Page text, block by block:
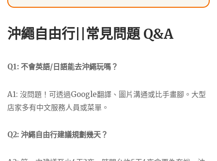
沖繩自由行||常見問題 Q&A
Q1: 不會英語/日語能去沖繩玩嗎？
A1: 沒問題！可透過Google翻譯、圖片溝通或比手畫腳。大型
店家多有中文服務人員或菜單。
Q2: 沖繩自由行建議規劃幾天？